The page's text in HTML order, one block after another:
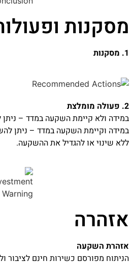
מסקנות
1. מסקנות
2. פעולה מומלצת
במידה ולא קיימת השקעה במדד –
במידה וקיימת השקעה במדד – ניתן
ללא שינוי או להגדיל את ההשקעה.
אזהרה
אזהרת השקעה
הניתוח מפורסם כשירות חינם לציבור